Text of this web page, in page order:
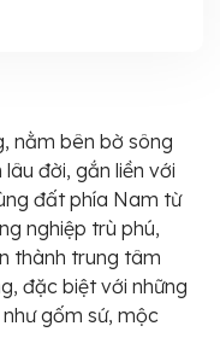
nằm bên bờ sông
đời, gắn liền với
đất phía Nam từ
nghiệp trù phú,
thành trung tâm
đặc biệt với những
gốm sứ, mộc